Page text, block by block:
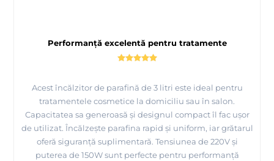
Performanță excelentă pentru tratamente
Acest încălzitor de parafină de 3 litri este ideal pentru
tratamentele cosmetice la domiciliu sau în salon.
Capacitatea sa generoasă și designul compact îl fac ușor
de utilizat. Încălzește parafina rapid și uniform, iar grătarul
oferă siguranță suplimentară. Tensiunea de 220V și
puterea de 150W sunt perfecte pentru performanță